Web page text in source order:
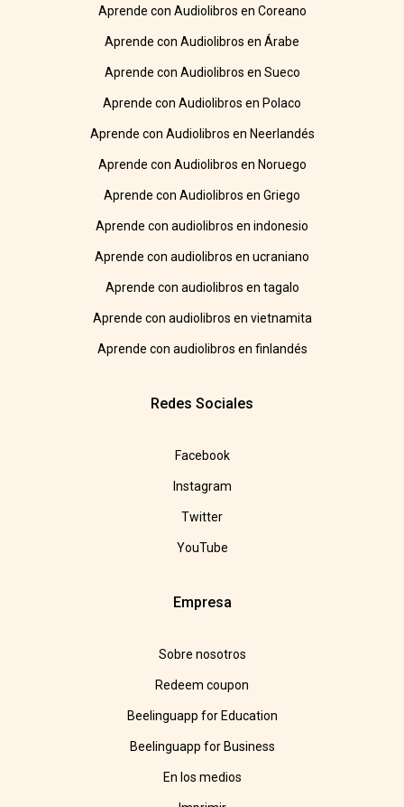
Aprende con Audiolibros en Coreano
Aprende con Audiolibros en Árabe
Aprende con Audiolibros en Sueco
Aprende con Audiolibros en Polaco
Aprende con Audiolibros en Neerlandés
Aprende con Audiolibros en Noruego
Aprende con Audiolibros en Griego
Aprende con audiolibros en indonesio
Aprende con audiolibros en ucraniano
Aprende con audiolibros en tagalo
Aprende con audiolibros en vietnamita
Aprende con audiolibros en finlandés
Redes Sociales
Facebook
Instagram
Twitter
YouTube
Empresa
Sobre nosotros
Redeem coupon
Beelinguapp for Education
Beelinguapp for Business
En los medios